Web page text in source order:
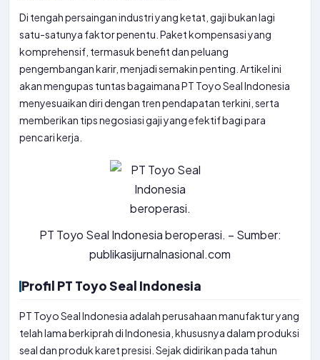
Di tengah persaingan industri yang ketat, gaji bukan lagi
satu-satunya faktor penentu. Paket kompensasi yang
komprehensif, termasuk benefit dan peluang
pengembangan karir, menjadi semakin penting. Artikel ini
akan mengupas tuntas bagaimana PT Toyo Seal Indonesia
menyesuaikan diri dengan tren pendapatan terkini, serta
memberikan tips negosiasi gaji yang efektif bagi para
pencari kerja.
PT Toyo Seal Indonesia beroperasi. – Sumber:
publikasijurnalnasional.com
Profil PT Toyo Seal Indonesia
PT Toyo Seal Indonesia adalah perusahaan manufaktur yang
telah lama berkiprah di Indonesia, khususnya dalam produksi
seal dan produk karet presisi. Sejak didirikan pada tahun